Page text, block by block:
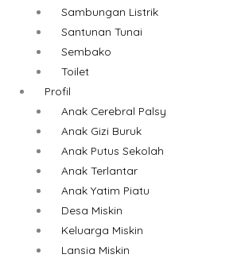
Sambungan Listrik
Santunan Tunai
Sembako
Toilet
Profil
Anak Cerebral Palsy
Anak Gizi Buruk
Anak Putus Sekolah
Anak Terlantar
Anak Yatim Piatu
Desa Miskin
Keluarga Miskin
Lansia Miskin